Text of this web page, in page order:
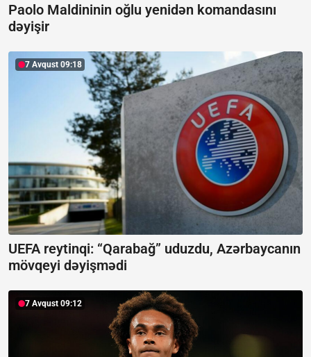
Paolo Maldininin oğlu yenidən komandasını
dəyişir
7 Avqust 09:18
UEFA reytinqi: “Qarabağ” uduzdu, Azərbaycanın
mövqeyi dəyişmədi
7 Avqust 09:12